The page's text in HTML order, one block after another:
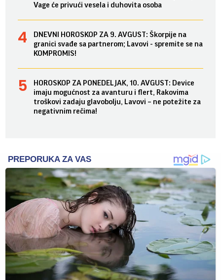
Vage će privući vesela i duhovita osoba
DNEVNI HOROSKOP ZA 9. AVGUST: Škorpije na
granici svađe sa partnerom; Lavovi - spremite se na
KOMPROMIS!
HOROSKOP ZA PONEDELJAK, 10. AVGUST: Device
imaju mogućnost za avanturu i flert, Rakovima
troškovi zadaju glavobolju, Lavovi – ne potežite za
negativnim rečima!